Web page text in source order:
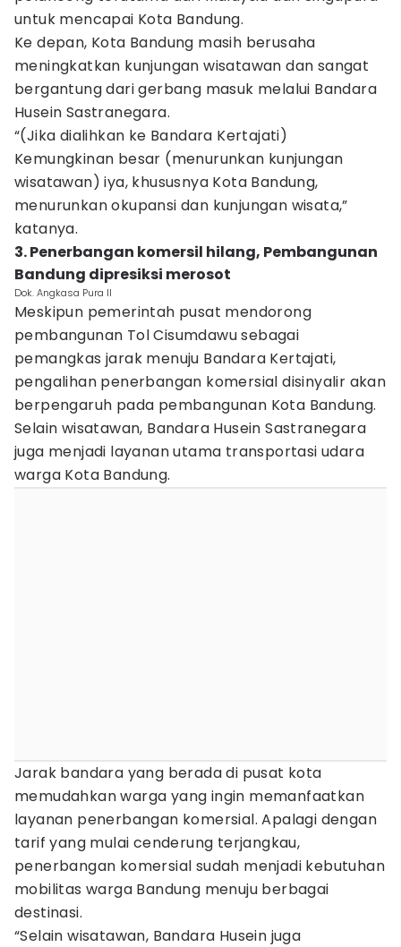
untuk mencapai Kota Bandung.
Ke depan, Kota Bandung masih berusaha
meningkatkan kunjungan wisatawan dan sangat
bergantung dari gerbang masuk melalui Bandara
Husein Sastranegara.
“(Jika dialihkan ke Bandara Kertajati)
Kemungkinan besar (menurunkan kunjungan
wisatawan) iya, khususnya Kota Bandung,
menurunkan okupansi dan kunjungan wisata,”
katanya.
3. Penerbangan komersil hilang, Pembangunan
Bandung dipresiksi merosot
Dok. Angkasa Pura II
Meskipun pemerintah pusat mendorong
pembangunan Tol Cisumdawu sebagai
pemangkas jarak menuju Bandara Kertajati,
pengalihan penerbangan komersial disinyalir akan
berpengaruh pada pembangunan Kota Bandung.
Selain wisatawan, Bandara Husein Sastranegara
juga menjadi layanan utama transportasi udara
warga Kota Bandung.
Jarak bandara yang berada di pusat kota
memudahkan warga yang ingin memanfaatkan
layanan penerbangan komersial. Apalagi dengan
tarif yang mulai cenderung terjangkau,
penerbangan komersial sudah menjadi kebutuhan
mobilitas warga Bandung menuju berbagai
destinasi.
“Selain wisatawan, Bandara Husein juga